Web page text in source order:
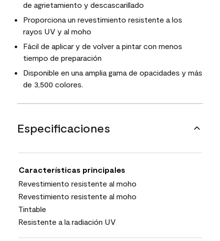
de agrietamiento y descascarillado
Proporciona un revestimiento resistente a los
rayos UV y al moho
Fácil de aplicar y de volver a pintar con menos
tiempo de preparación
Disponible en una amplia gama de opacidades y más
de 3,500 colores.
Especificaciones
Características principales
Revestimiento resistente al moho
Revestimiento resistente al moho
Tintable
Resistente a la radiación UV